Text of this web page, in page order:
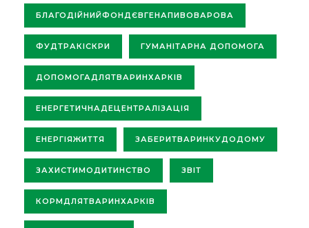
БЛАГОДІЙНИЙФОНДЄВГЕНАПИВОВАРОВА
ФУДТРАКІСКРИ ГУМАНІТАРНА ДОПОМОГА
ДОПОМОГАДЛЯТВАРИНХАРКІВ
ЕНЕРГЕТИЧНАДЕЦЕНТРАЛІЗАЦІЯ
ЕНЕРГІЯЖИТТЯ ЗАБЕРИТВАРИНКУДОДОМУ
ЗАХИСТИМОДИТИНСТВО ЗВІТ
КОРМДЛЯТВАРИНХАРКІВ